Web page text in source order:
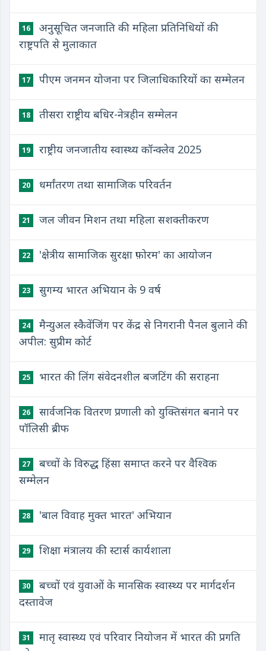
16
अनुसूचित जनजाति की महिला प्रतिनिधियों की
राष्ट्रपति से मुलाकात
17 पीएम जनमन योजना पर जिलाधिकारियों का सम्मेलन
18 तीसरा राष्ट्रीय बधिर-नेत्रहीन सम्मेलन
19 राष्ट्रीय जनजातीय स्वास्थ्य कॉन्क्लेव 2025
20 धर्मांतरण तथा सामाजिक परिवर्तन
21 जल जीवन मिशन तथा महिला सशक्तीकरण
22 'क्षेत्रीय सामाजिक सुरक्षा फ़ोरम' का आयोजन
23 सुगम्य भारत अभियान के 9 वर्ष
24
मैन्युअल स्कैवेंजिंग पर केंद्र से निगरानी पैनल बुलाने की
अपील: सुप्रीम कोर्ट
25 ​भारत की लिंग संवेदनशील बजटिंग की सराहना
26
सार्वजनिक वितरण प्रणाली को युक्तिसंगत बनाने पर
पॉलिसी ब्रीफ
27
बच्चों के विरुद्ध हिंसा समाप्त करने पर वैश्विक
सम्मेलन
28 'बाल विवाह मुक्त भारत' अभियान
29 शिक्षा मंत्रालय की स्टार्स कार्यशाला
30
बच्चों एवं युवाओं के मानसिक स्वास्थ्य पर मार्गदर्शन
दस्तावेज
31
मातृ स्वास्थ्य एवं परिवार नियोजन में भारत की प्रगति